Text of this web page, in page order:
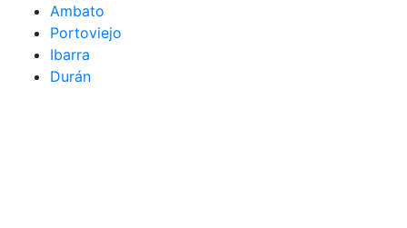
Ambato
Portoviejo
Ibarra
Durán